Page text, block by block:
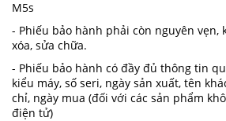
M5s
- Phiếu bảo hành phải còn nguyên vẹn,
xóa, sửa chữa.
- Phiếu bảo hành có đầy đủ thông tin
kiểu máy, số seri, ngày sản xuất, tên
chỉ, ngày mua (đối với các sản phẩm
điện tử)